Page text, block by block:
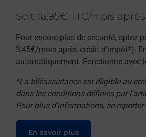
Soit 16,95€ TTC/mois
Pour encore plus de sécurité, optez
3,45€/mois après crédit d'impôt*).
automatiquement. Fonctionne avec
*La téléassistance est éligible au
dans les conditions définies par
Pour plus d'informations, se reporter
En savoir plus
Le lien s'ouvre dans un nouvel